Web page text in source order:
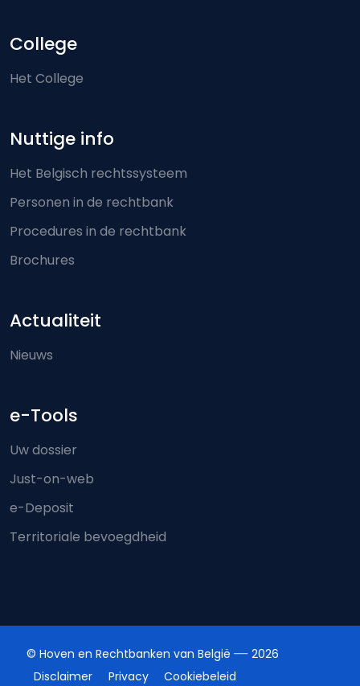
College
Het College
Nuttige info
Het Belgisch rechtssysteem
Personen in de rechtbank
Procedures in de rechtbank
Brochures
Actualiteit
Nieuws
e-Tools
Uw dossier
Just-on-web
e-Deposit
Territoriale bevoegdheid
© Hoven en Rechtbanken van België
2026
Disclaimer
Privacy Cookiebeleid